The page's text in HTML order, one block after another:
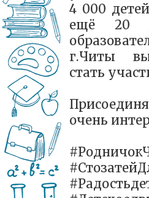
4 000
ещё 20
г.Читы
стать
очень